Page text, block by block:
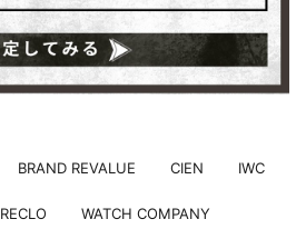
BRAND REVALUE CIEN IWC
RECLO WATCH COMPANY